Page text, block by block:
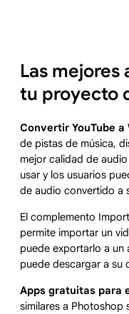
Las mejores
tu proyecto
Convertir YouTube a
de pistas de música,
mejor calidad de
usar y los usuarios
de audio convertido a
El complemento
permite importar un
puede exportarlo a un
puede descargar a su
Apps gratuitas para
similares a Photoshop